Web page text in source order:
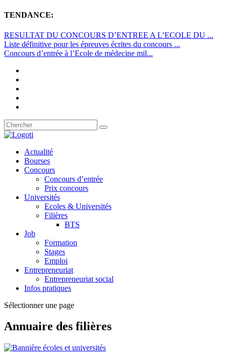
TENDANCE:
RESULTAT DU CONCOURS D’ENTREE A L’ECOLE DU ...
Liste définitive pour les épreuves écrites du concours ...
Concours d’entrée à l’Ecole de médecine mil...
Actualité
Bourses
Concours
Concours d’entrée
Prix concours
Universités
Ecoles & Universités
Filières
BTS
Job
Formation
Stages
Emploi
Entrepreneuriat
Entrepreneuriat social
Infos pratiques
Sélectionner une page
Annuaire des filières